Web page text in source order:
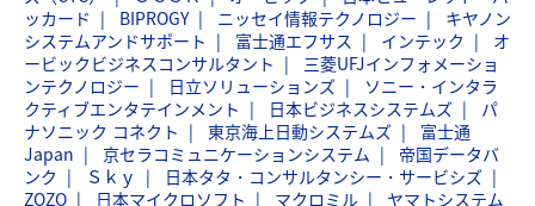
ッカード
BIPROGY ニッセイ情報テクノロジー
キヤノン
システムアンドサポート
富士通エフサス インテック
オ
ービックビジネスコンサルタント
三菱UFJインフォメーショ
ンテクノロジー
日立ソリューションズ
ソニー・インタラ
クティブエンタテインメント
日本ビジネスシステムズ
パ
ナソニック コネクト
東京海上日動システムズ
富士通
Japan
京セラコミュニケーションシステム
帝国データバ
ンク
Ｓｋｙ
日本タタ・コンサルタンシー・サービシズ
ZOZO
日本マイクロソフト マクロミル
ヤマトシステム